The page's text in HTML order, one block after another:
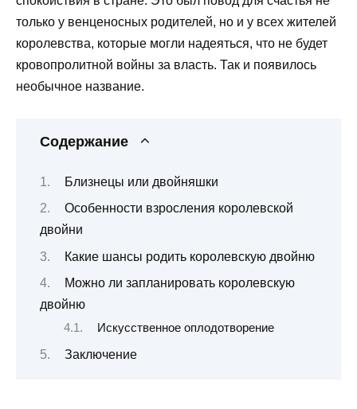
только у венценосных родителей, но и у всех жителей
королевства, которые могли надеяться, что не будет
кровопролитной войны за власть. Так и появилось
необычное название.
Содержание
Близнецы или двойняшки
Особенности взросления королевской
двойни
Какие шансы родить королевскую двойню
Можно ли запланировать королевскую
двойню
Искусственное оплодотворение
Заключение